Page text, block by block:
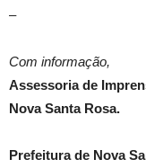
–
Com informação,
Assessoria de
Nova Santa Rosa.
Prefeitura de Nova